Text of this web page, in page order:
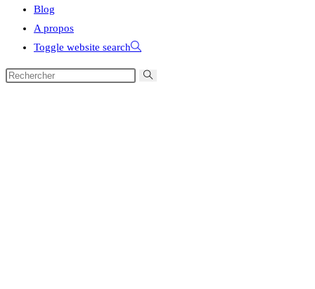
Blog
A propos
Toggle website search